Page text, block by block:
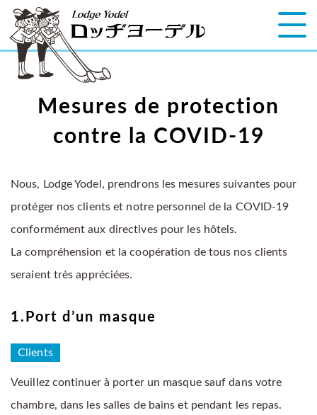
Mesures de protection
contre la COVID-19
Nous, Lodge Yodel, prendrons les mesures suivantes pour
protéger nos clients et notre personnel de la COVID-19
conformément aux directives pour les hôtels.
La compréhension et la coopération de tous nos clients
seraient très appréciées.
1.Port d’un masque
Clients
Veuillez continuer à porter un masque sauf dans votre
chambre, dans les salles de bains et pendant les repas.